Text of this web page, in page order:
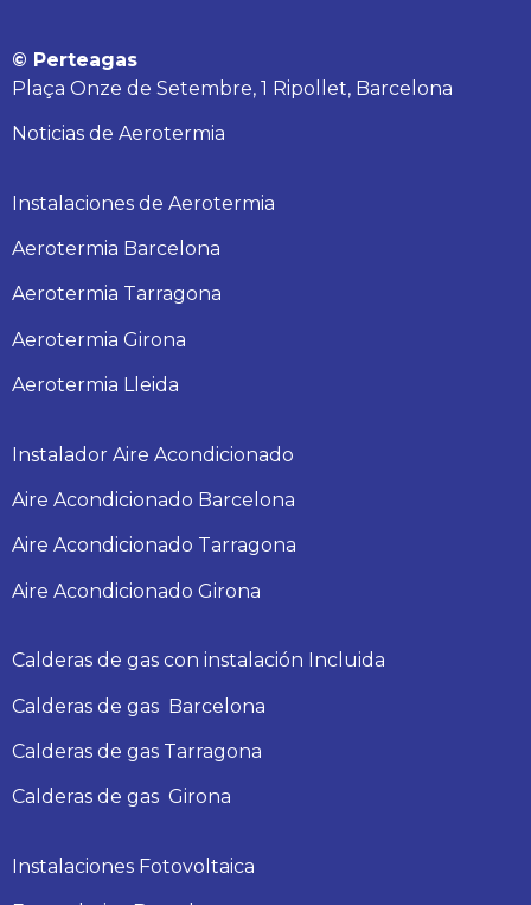
© Perteagas
Plaça Onze de Setembre, 1 Ripollet, Barcelona
Noticias de Aerotermia
Instalaciones de Aerotermia
Aerotermia Barcelona
Aerotermia Tarragona
Aerotermia Girona
Aerotermia Lleida
Instalador Aire Acondicionado
Aire Acondicionado Barcelona
Aire Acondicionado Tarragona
Aire Acondicionado Girona
Calderas de gas con instalación Incluida
Calderas de gas Barcelona
Calderas de gas Tarragona
Calderas de gas Girona
Instalaciones Fotovoltaica